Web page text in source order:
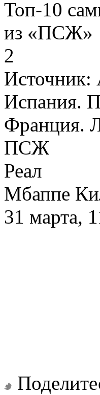
Топ-10
из «ПСЖ»
2
Источник:
Испания.
Франция.
ПСЖ
Реал
Мбаппе
31 марта,